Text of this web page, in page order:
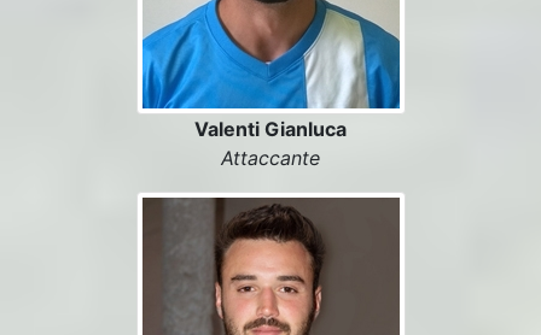
Valenti Gianluca
Attaccante